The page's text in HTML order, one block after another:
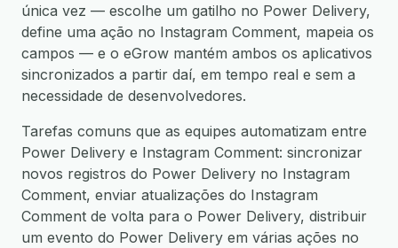
única vez — escolhe um gatilho no Power Delivery,
define uma ação no Instagram Comment, mapeia os
campos — e o eGrow mantém ambos os aplicativos
sincronizados a partir daí, em tempo real e sem a
necessidade de desenvolvedores.
Tarefas comuns que as equipes automatizam entre
Power Delivery e Instagram Comment: sincronizar
novos registros do Power Delivery no Instagram
Comment, enviar atualizações do Instagram
Comment de volta para o Power Delivery, distribuir
um evento do Power Delivery em várias ações no